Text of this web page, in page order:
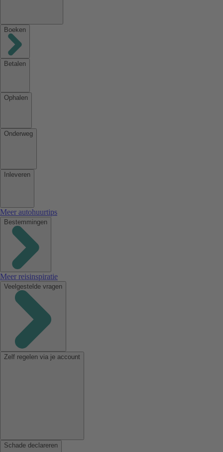
Boeken
Betalen
Ophalen
Onderweg
Inleveren
Meer autohuurtips
Bestemmingen
Meer reisinspiratie
Veelgestelde vragen
Zelf regelen via je account
Schade declareren